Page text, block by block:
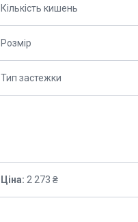
Кількість кишень
Розмір
Тип застежки
Ціна: 2 273 ₴